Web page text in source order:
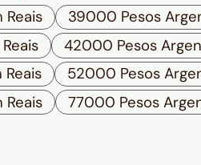
39000 Pesos
42000 Pesos
52000 Pesos
77000 Pesos